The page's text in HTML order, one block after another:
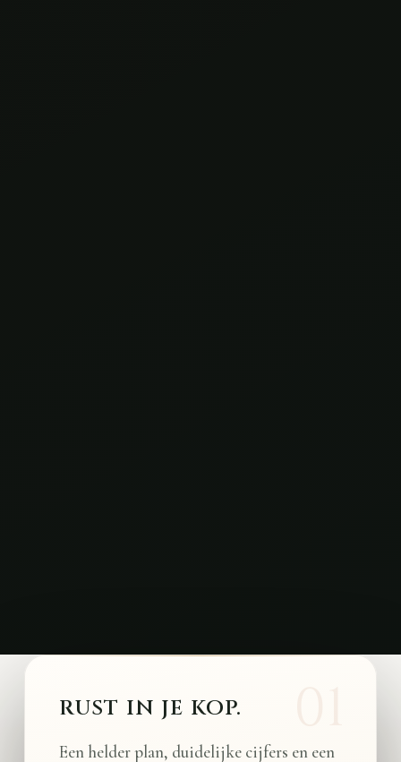
RUST IN JE KOP.
Een helder plan, duidelijke cijfers en een